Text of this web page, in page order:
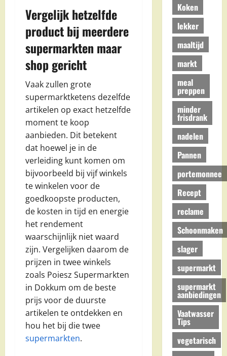
Vergelijk hetzelfde
product bij meerdere
supermarkten maar
shop gericht
Vaak zullen grote
supermarktketens dezelfde
artikelen op exact hetzelfde
moment te koop
aanbieden. Dit betekent
dat hoewel je in de
verleiding kunt komen om
bijvoorbeeld bij vijf winkels
te winkelen voor de
goedkoopste producten,
de kosten in tijd en energie
het rendement
waarschijnlijk niet waard
zijn. Vergelijken daarom de
prijzen in twee winkels
zoals Poiesz Supermarkten
in Dokkum om de beste
prijs voor de duurste
artikelen te ontdekken en
hou het bij die twee
supermarkten.
Koken
lekker
maaltijd
markt
meal
preppen
minder
frisdrank
nadelen
Pannen
portemonnee
Recept
reclame
Schoonmaken
slager
supermarkt
supermarkt
aanbiedingen
Vaatwasser
Tips
vegetarisch